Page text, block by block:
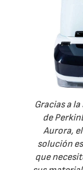
Gracias a
de
Aurora,
solución
que